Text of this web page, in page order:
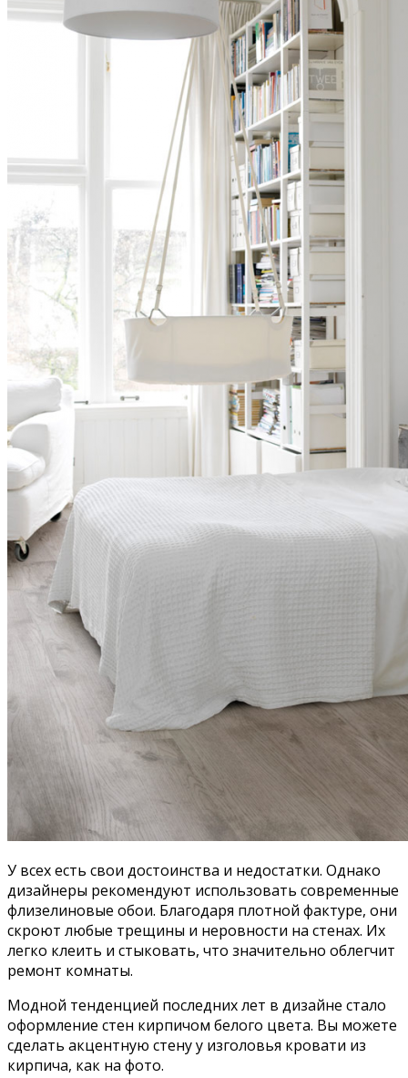
У всех есть свои достоинства и недостатки. Однако
дизайнеры рекомендуют использовать современные
флизелиновые обои. Благодаря плотной фактуре, они
скроют любые трещины и неровности на стенах. Их
легко клеить и стыковать, что значительно облегчит
ремонт комнаты.
Модной тенденцией последних лет в дизайне стало
оформление стен кирпичом белого цвета. Вы можете
сделать акцентную стену у изголовья кровати из
кирпича, как на фото.